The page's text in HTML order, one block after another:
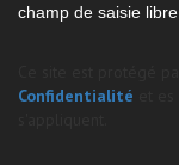
champ de saisie libre.
Confidentialité